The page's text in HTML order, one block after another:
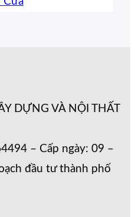
DỰNG VÀ NỘI THẤT
– Cấp ngày: 09 –
đầu tư thành phố